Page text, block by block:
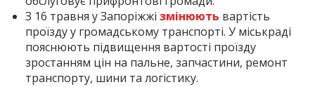
З 16 травня у Запоріжжі змінюють вартість
проїзду у громадському транспорті. У міськраді
пояснюють підвищення вартості проїзду
зростанням цін на пальне, запчастини, ремонт
транспорту, шини та логістику.